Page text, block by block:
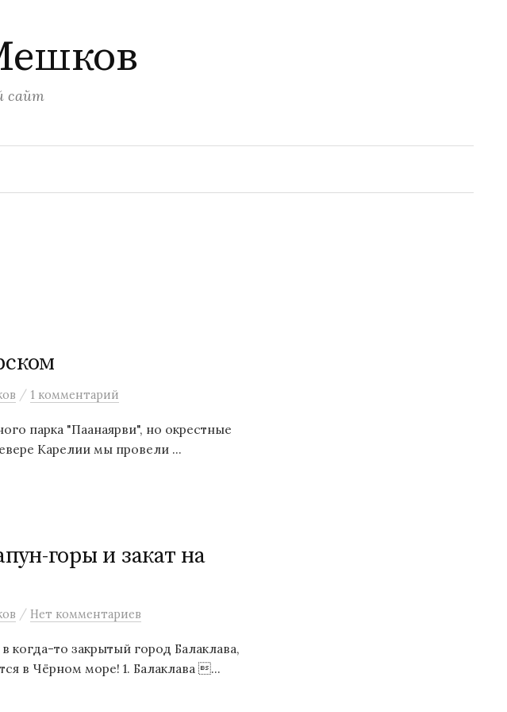
сайт
Найти:
/ 1 комментарий
парка "Паанаярви", но окрестные
Карелии мы провели ...
горы и закат на
/ Нет комментариев
то закрытый город Балаклава,
в Чёрном море! 1. Балаклава ...